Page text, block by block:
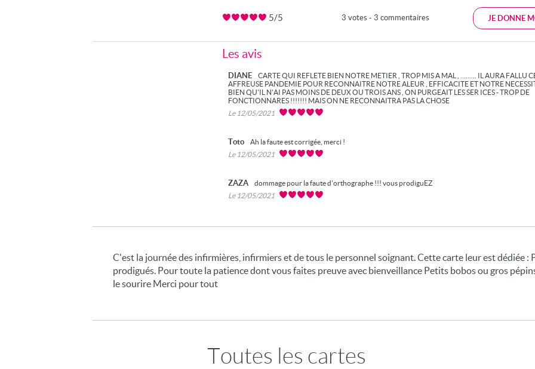
5/5 3 votes - 3 commentaires JE DONNE
Les avis
DIANE
CARTE QUI REFLETE BIEN NOTRE METIER , TROP MIS A MAL , ......... IL AURA FALLU
AFFREUSE PANDEMIE POUR RECONNAITRE NOTRE ALEUR , EFFICACITE ET NOTRE
BIEN QU'IL N'AI PAS MOINS DE DEUX OU TROIS ANS , ON PURGEAIT LES SER ICES - TROP DE
FONCTIONNARES !!!!!!! MAIS ON NE RECONNAITRA PAS LA CHOSE
Le 12/05/2021
Toto
Ah la faute est corrigée, merci !
Le 12/05/2021
ZAZA
dommage pour la faute d'orthographe !!! vous prodiguEZ
Le 12/05/2021
C'est la journée des infirmières, infirmiers et de tous le personnel soignant. Cette carte leur est dédiée
prodigués. Pour toute la patience dont vous faites preuve avec bienveillance Petits bobos ou gros
le sourire Merci pour tout
Toutes les cartes